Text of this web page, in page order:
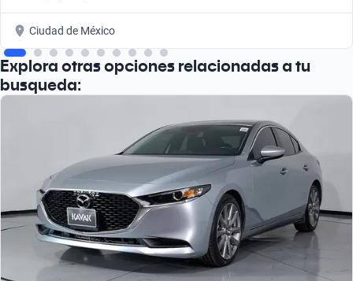
Ciudad de México
Explora otras opciones relacionadas a tu
busqueda: